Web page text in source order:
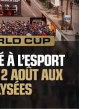
du premier Concert
! Ce jeudi 11
et le duo Fréro